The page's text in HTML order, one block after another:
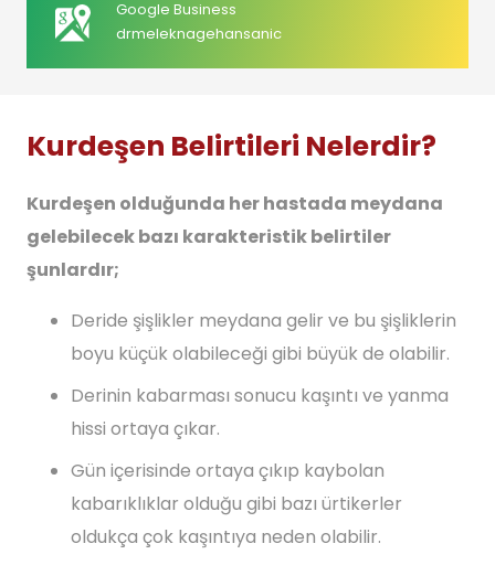
Google Business
drmeleknagehansanic
Kurdeşen Belirtileri Nelerdir?
Kurdeşen olduğunda her hastada meydana
gelebilecek bazı karakteristik belirtiler
şunlardır;
Deride şişlikler meydana gelir ve bu şişliklerin
boyu küçük olabileceği gibi büyük de olabilir.
Derinin kabarması sonucu kaşıntı ve yanma
hissi ortaya çıkar.
Gün içerisinde ortaya çıkıp kaybolan
kabarıklıklar olduğu gibi bazı ürtikerler
oldukça çok kaşıntıya neden olabilir.